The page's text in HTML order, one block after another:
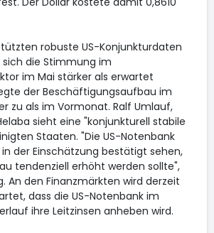
robuste US-Konjunkturdaten
sich die Stimmung im
im Mai stärker als erwartet
der Beschäftigungsaufbau im
zu als im Vormonat. Ralf Umlauf,
sieht eine "konjunkturell stabile
Staaten. "Die US-Notenbank
der Einschätzung bestätigt sehen,
tendenziell erhöht werden sollte",
An den Finanzmärkten wird derzeit
dass die US-Notenbank im
ihre Leitzinsen anheben wird.